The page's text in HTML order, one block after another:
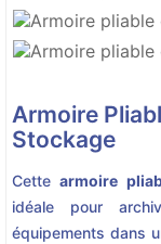
Armoire
Stockage
Cettearmoire
idéale pour
équipements dans